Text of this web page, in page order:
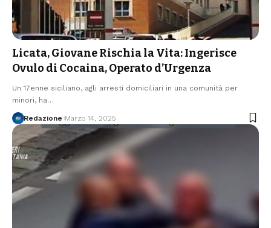
Licata, Giovane Rischia la Vita: Ingerisce
Ovulo di Cocaina, Operato d’Urgenza
Un 17enne siciliano, agli arresti domiciliari in una comunità per
minori, ha…
Redazione Marzo 14, 2025